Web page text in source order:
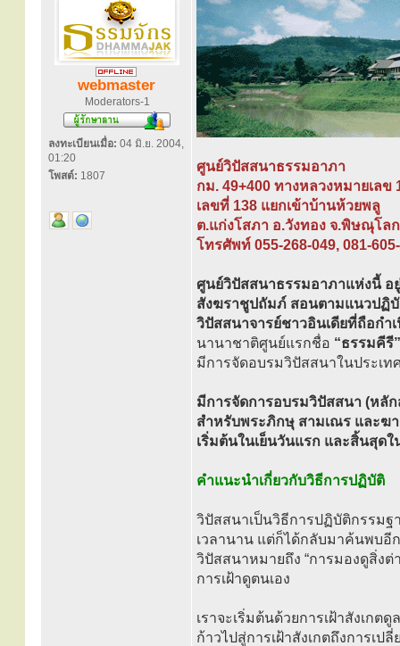
webmaster
Moderators-1
ลงทะเบียนเมื่อ: 04 มิ.ย. 2004,
01:20
โพสต์: 1807
ศูนย์วิปัสสนาธรรมอาภา
กม. 49+400 ทางหลวงหมายเล
เลขที่ 138 แยกเข้าบ้านห้วยพลู
ต.แก่งโสภา อ.วังทอง จ.พิษณุโล
โทรศัพท์ 055-268-049, 081-
ศูนย์วิปัสสนาธรรมอาภาแห่งนี้ อ
สังฆราชูปถัมภ์ สอนตามแนวปฏิบั
วิปัสสนาจารย์ชาวอินเดียที่ถือกำ
นานาชาติศูนย์แรกชื่อ “ธรรมคีรี”
มีการจัดอบรมวิปัสสนาในประเท
มีการจัดการอบรมวิปัสสนา (หลั
สำหรับพระภิกษุ สามเณร และฆา
เริ่มต้นในเย็นวันแรก และสิ้นสุด
คำแนะนำเกี่ยวกับวิธีการปฏิบัติ
วิปัสสนาเป็นวิธีการปฏิบัติกรรม
เวลานาน แต่ก็ได้กลับมาค้นพบอี
วิปัสสนาหมายถึง “การมองดูสิ่ง
การเฝ้าดูตนเอง
เราจะเริ่มต้นด้วยการเฝ้าสังเก
ก้าวไปสู่การเฝ้าสังเกตถึงการเ